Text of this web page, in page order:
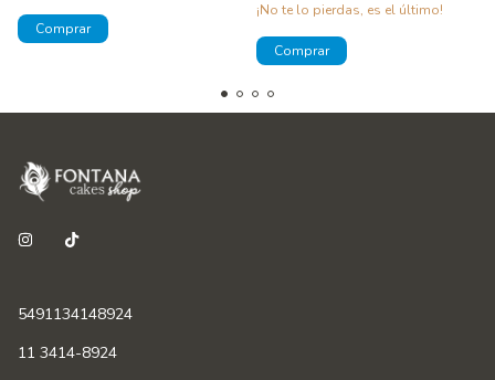
¡No te lo pierdas, es el último!
5491134148924
11 3414-8924